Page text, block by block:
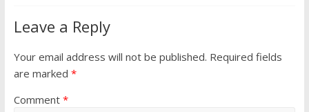
Leave a Reply
Your email address will not be published. Required fields
are marked *
Comment *